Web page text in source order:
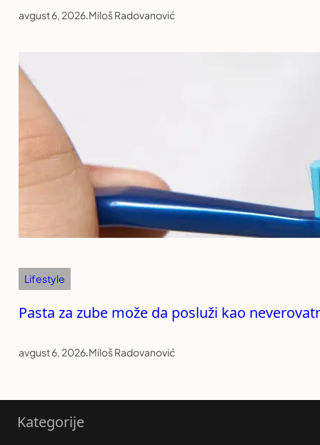
avgust 6, 2026.Miloš Radovanović
Lifestyle
Pasta za zube može da posluži kao
avgust 6, 2026.Miloš Radovanović
Kategorije